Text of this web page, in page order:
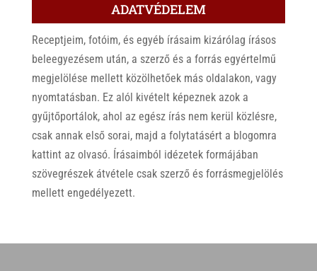
ADATVÉDELEM
Receptjeim, fotóim, és egyéb írásaim kizárólag írásos
beleegyezésem után, a szerző és a forrás egyértelmű
megjelölése mellett közölhetőek más oldalakon, vagy
nyomtatásban. Ez alól kivételt képeznek azok a
gyűjtőportálok, ahol az egész írás nem kerül közlésre,
csak annak első sorai, majd a folytatásért a blogomra
kattint az olvasó. Írásaimból idézetek formájában
szövegrészek átvétele csak szerző és forrásmegjelölés
mellett engedélyezett.